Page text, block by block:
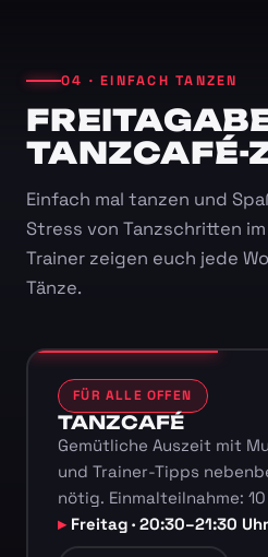
04 · EINFACH TANZEN
TANZCAFÉ-
Einfach mal tanzen und
Stress von Tanzschritten im
Trainer zeigen euch jede
Tänze.
FÜR ALLE OFFEN
TANZCAFÉ
Gemütliche Auszeit mit
und Trainer-Tipps
nötig. Einmalteilnahme:
Freitag · 20:30–21:30 Uhr